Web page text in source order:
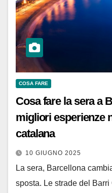
COSA FARE
Cosa fare la sera a
migliori esperienze
catalana
10 GIUGNO 2025
La sera, Barcellona
sposta. Le strade del Barri